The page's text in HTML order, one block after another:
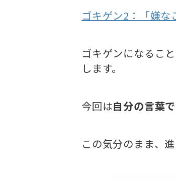
ゴキゲン2：「嫌な
ゴキゲンになるこ
します。
今回は自分の言葉
この気分のまま、